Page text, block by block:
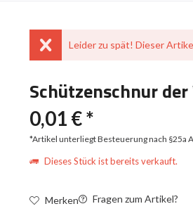
Leider zu spät! Dieser
Schützenschnur
0,01 € *
*Artikel unterliegt Besteuerung nach §25a
Dieses Stück ist bereits verkauft.
Merken Fragen zum Artikel?